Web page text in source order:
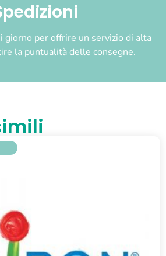
giorno per offrire un servizio di alta
la puntualità delle consegne.